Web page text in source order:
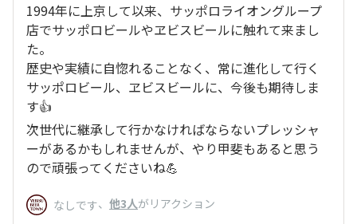
1994年に上京して以来、サッポロライオングループ
店でサッポロビールやヱビスビールに触れて来まし
た。
歴史や実績に自惚れることなく、常に進化して行く
サッポロビール、ヱビスビールに、今後も期待しま
す👍
次世代に継承して行かなければならないプレッシャ
ーがあるかもしれませんが、やり甲斐もあると思う
ので頑張ってくださいね💪
なしです、 他3人がリアクション